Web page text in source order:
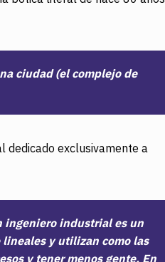
ciudad (el complejo de
dedicado exclusivamente a
ingeniero industrial es un
y utilizan como las
y tener menos gente. En